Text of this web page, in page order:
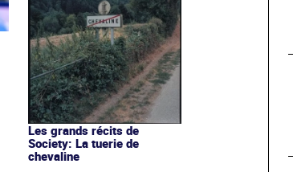
Les grands récits de
Society: La tuerie de
chevaline